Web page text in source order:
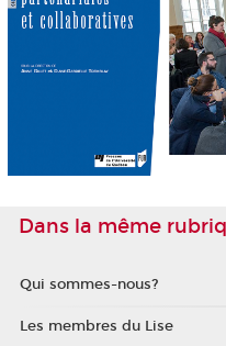
Dans la même
Qui sommes-nous?
Les membres du Lise